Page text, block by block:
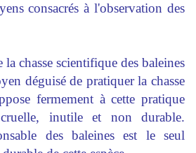
consacrés à l'observation des
chasse scientifique des baleines
déguisé de pratiquer la chasse
fermement à cette pratique
cruelle, inutile et non durable.
des baleines est le seul